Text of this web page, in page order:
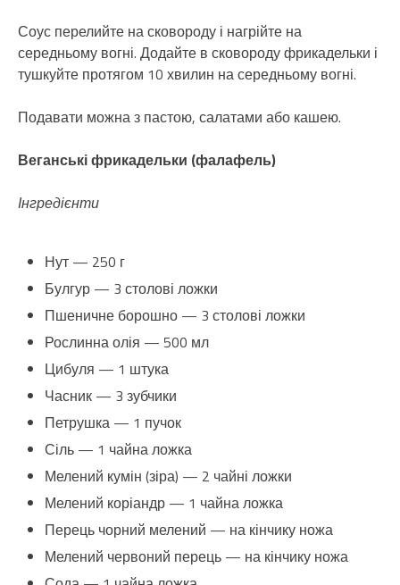
Соус перелийте на сковороду і нагрійте на
середньому вогні. Додайте в сковороду фрикадельки і
тушкуйте протягом 10 хвилин на середньому вогні.
Подавати можна з пастою, салатами або кашею.
Веганські фрикадельки (фалафель)
Інгредієнти
Нут — 250 г
Булгур — 3 столові ложки
Пшеничне борошно — 3 столові ложки
Рослинна олія — 500 мл
Цибуля — 1 штука
Часник — 3 зубчики
Петрушка — 1 пучок
Сіль — 1 чайна ложка
Мелений кумін (зіра) — 2 чайні ложки
Мелений коріандр — 1 чайна ложка
Перець чорний мелений — на кінчику ножа
Мелений червоний перець — на кінчику ножа